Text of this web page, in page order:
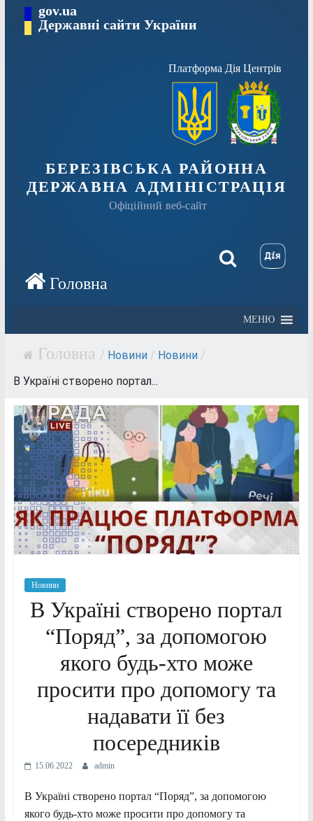
Перейтиgov.ua
Державні сайти України
Платформа Дія Центрів
БЕРЕЗІВСЬКА РАЙОННА
ДЕРЖАВНА АДМІНІСТРАЦІЯ
Офіційний веб-сайт
МЕНЮ
/ Новини / Новини /
В Україні створено портал...
Новини
В Україні створено портал
“Поряд”, за допомогою
якого будь-хто може
просити про допомогу та
надавати її без
посередників
15.06.2022 admin
В Україні створено портал “Поряд”, за допомогою
якого будь-хто може просити про допомогу та